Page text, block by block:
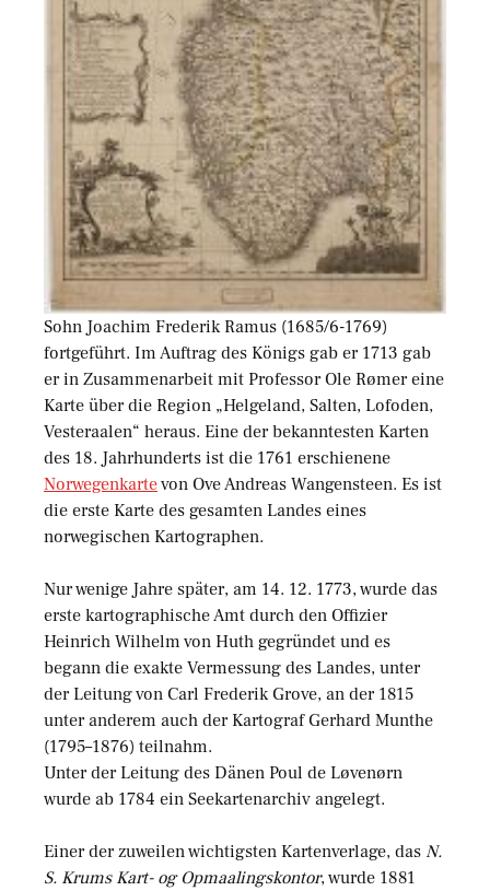
Sohn Joachim Frederik Ramus (1685/6-1769)
fortgeführt. Im Auftrag des Königs gab er 1713 gab
er in Zusammenarbeit mit Professor Ole Rømer eine
Karte über die Region „Helgeland, Salten, Lofoden,
Vesteraalen“ heraus. Eine der bekanntesten Karten
des 18. Jahrhunderts ist die 1761 erschienene
Norwegenkartevon Ove Andreas Wangensteen. Es ist
die erste Karte des gesamten Landes eines
norwegischen Kartographen.
Nur wenige Jahre später, am 14. 12. 1773, wurde das
erste kartographische Amt durch den Offizier
Heinrich Wilhelm von Huth gegründet und es
begann die exakte Vermessung des Landes, unter
der Leitung von Carl Frederik Grove, an der 1815
unter anderem auch der Kartograf Gerhard Munthe
(1795–1876) teilnahm.
Unter der Leitung des Dänen Poul de Løvenørn
wurde ab 1784 ein Seekartenarchiv angelegt.
Einer der zuweilen wichtigsten Kartenverlage, das N.
S. Krums Kart- og Opmaalingskontor, wurde 1881